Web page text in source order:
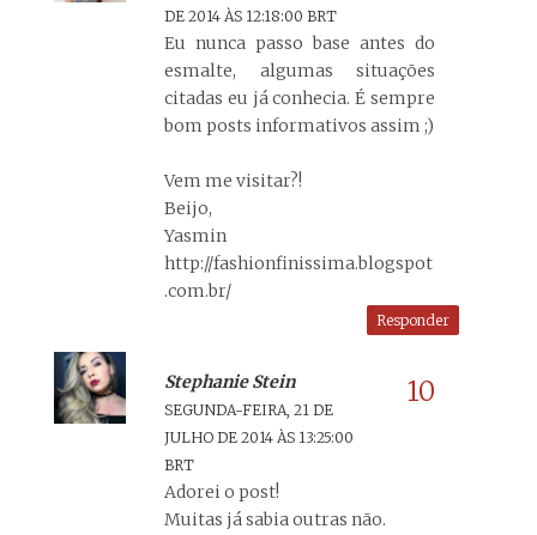
DE 2014 ÀS 12:18:00 BRT
Eu nunca passo base antes do
esmalte, algumas situações
citadas eu já conhecia. É sempre
bom posts informativos assim ;)
Vem me visitar?!
Beijo,
Yasmin
http://fashionfinissima.blogspot
.com.br/
Responder
Stephanie Stein
SEGUNDA-FEIRA, 21 DE
JULHO DE 2014 ÀS 13:25:00
BRT
Adorei o post!
Muitas já sabia outras não.